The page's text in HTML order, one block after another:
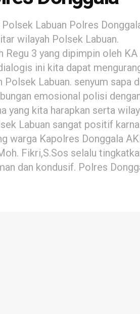
Labuan Polres
wilayah Polsek Labuan.
3 yang dipimpin oleh KA
ini kita dapat
Labuan. senyum sapa
emosional polisi
yang kita harapkan serta
Labuan sangat positif
warga Kapolres Donggala
Fikri,S.Sos selalu
dan kondusif. Polres